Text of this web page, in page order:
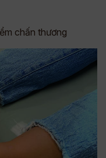
chấn thương